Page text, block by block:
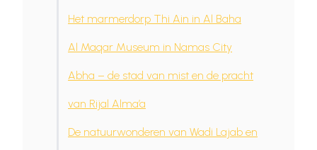
Het marmerdorp Thi Ain in Al Baha
Al Maqar Museum in Namas City
Abha – de stad van mist en de pracht
van Rijal Alma’a
De natuurwonderen van Wadi Lajab en